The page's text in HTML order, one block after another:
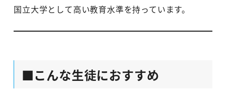
国立大学として高い教育水準を持っています。
■こんな生徒におすすめ